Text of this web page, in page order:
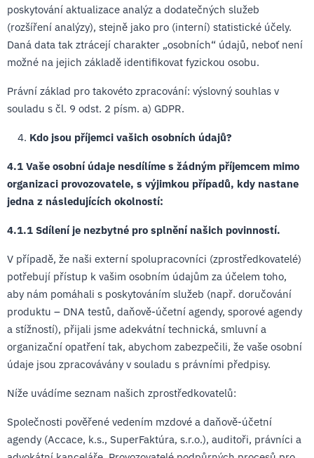
poskytování aktualizace analýz a dodatečných služeb
(rozšíření analýzy), stejně jako pro (interní) statistické účely.
Daná data tak ztrácejí charakter „osobních“ údajů, neboť není
možné na jejich základě identifikovat fyzickou osobu.
Právní základ pro takovéto zpracování: výslovný souhlas v
souladu s čl. 9 odst. 2 písm. a) GDPR.
Kdo jsou příjemci vašich osobních údajů?
4.1 Vaše osobní údaje nesdílíme s žádným příjemcem mimo
organizaci provozovatele, s výjimkou případů, kdy nastane
jedna z následujících okolností:
4.1.1 Sdílení je nezbytné pro splnění našich povinností.
V případě, že naši externí spolupracovníci (zprostředkovatelé)
potřebují přístup k vašim osobním údajům za účelem toho,
aby nám pomáhali s poskytováním služeb (např. doručování
produktu – DNA testů, daňově-účetní agendy, sporové agendy
a stížností), přijali jsme adekvátní technická, smluvní a
organizační opatření tak, abychom zabezpečili, že vaše osobní
údaje jsou zpracovávány v souladu s právními předpisy.
Níže uvádíme seznam našich zprostředkovatelů:
Společnosti pověřené vedením mzdové a daňově-účetní
agendy (Accace, k.s., SuperFaktúra, s.r.o.), auditoři, právníci a